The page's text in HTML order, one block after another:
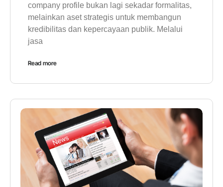
company profile bukan lagi sekadar formalitas,
melainkan aset strategis untuk membangun
kredibilitas dan kepercayaan publik. Melalui
jasa
Read more